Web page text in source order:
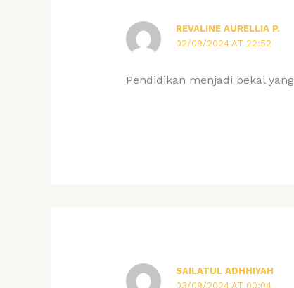
REVALINE AURELLIA P.
02/09/2024 AT 22:52
Pendidikan menjadi bekal
SAILATUL ADHHIYAH
03/09/2024 AT 00:04